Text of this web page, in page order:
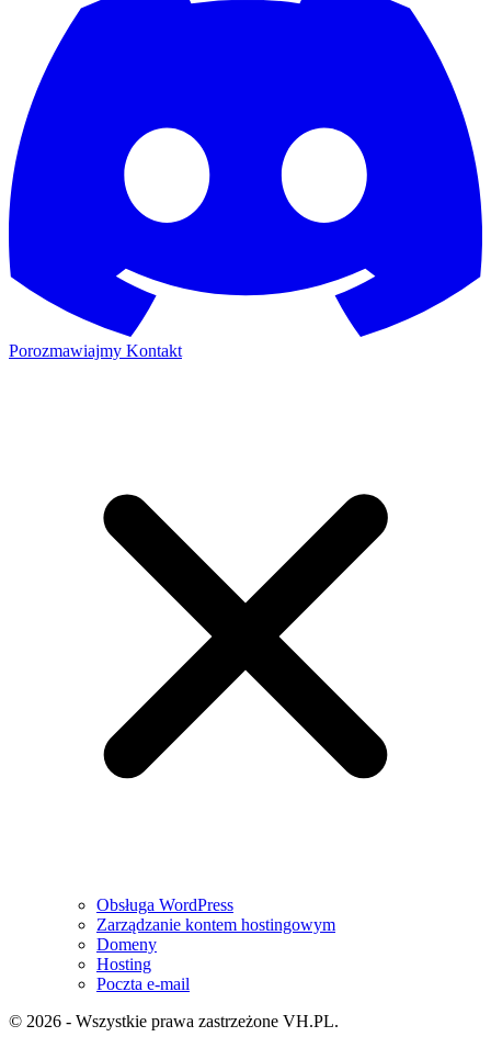
Porozmawiajmy Kontakt
Obsługa WordPress
Zarządzanie kontem hostingowym
Domeny
Hosting
Poczta e-mail
© 2026 - Wszystkie prawa zastrzeżone VH.PL.